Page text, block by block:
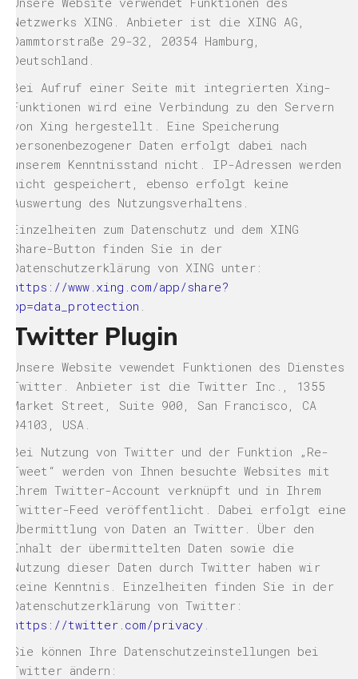
Netzwerks XING. Anbieter ist die XING AG,
Dammtorstraße 29-32, 20354 Hamburg,
Deutschland.
Bei Aufruf einer Seite mit integrierten Xing-
Funktionen wird eine Verbindung zu den Servern
von Xing hergestellt. Eine Speicherung
personenbezogener Daten erfolgt dabei nach
unserem Kenntnisstand nicht. IP-Adressen werden
nicht gespeichert, ebenso erfolgt keine
Auswertung des Nutzungsverhaltens.
Einzelheiten zum Datenschutz und dem XING
Share-Button finden Sie in der
Datenschutzerklärung von XING unter:
https://www.xing.com/app/share?
op=data_protection .
Twitter Plugin
Unsere Website vewendet Funktionen des Dienstes
Twitter. Anbieter ist die Twitter Inc., 1355
Market Street, Suite 900, San Francisco, CA
94103, USA.
Bei Nutzung von Twitter und der Funktion „Re-
Tweet“ werden von Ihnen besuchte Websites mit
Ihrem Twitter-Account verknüpft und in Ihrem
Twitter-Feed veröffentlicht. Dabei erfolgt eine
Übermittlung von Daten an Twitter. Über den
Inhalt der übermittelten Daten sowie die
Nutzung dieser Daten durch Twitter haben wir
keine Kenntnis. Einzelheiten finden Sie in der
Datenschutzerklärung von Twitter:
https://twitter.com/privacy
Sie können Ihre Datenschutzeinstellungen bei
Twitter ändern: